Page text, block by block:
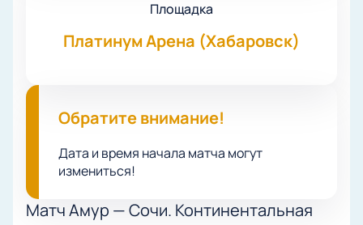
Площадка
Платинум Арена (Хабаровск)
Обратите внимание!
Дата и время начала матча могут
измениться!
Матч Амур — Сочи. Континентальная